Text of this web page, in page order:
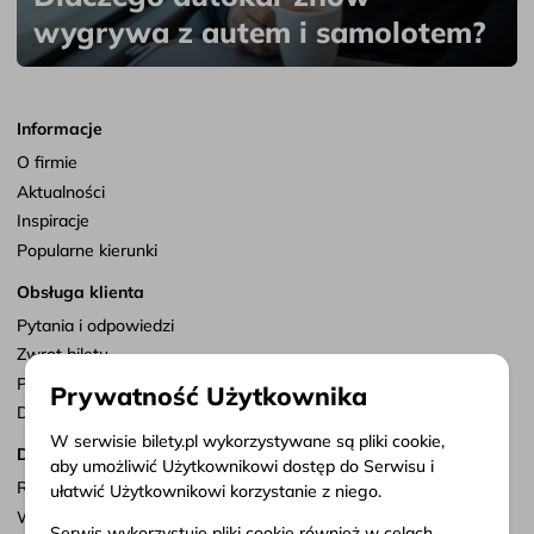
wygrywa z autem i samolotem?
Informacje
O firmie
Aktualności
Inspiracje
Popularne kierunki
Obsługa klienta
Pytania i odpowiedzi
Zwrot biletu
Punkty sprzedaży
Dostosuj zgody
Dokumenty
Regulamin serwisu
Warunki przewozu
Prywatność Użytkownika
W serwisie bilety.pl wykorzystywane są pliki cookie,
aby umożliwić Użytkownikowi dostęp do Serwisu i
ułatwić Użytkownikowi korzystanie z niego.